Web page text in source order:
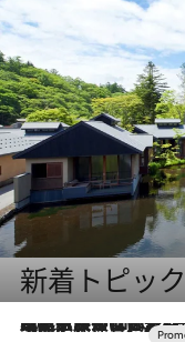
新着トピッ
2026.7.31
【ホテル帰省】という選択肢をOMOが提案。家族とほどよい距離を保つには「昼は実家、夜は気兼ねなくホテルで！」